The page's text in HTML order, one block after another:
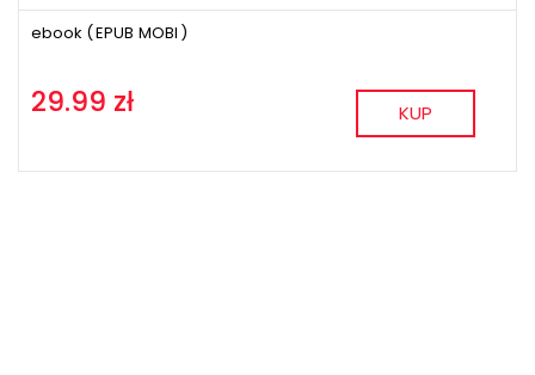
ebook (EPUB MOBI )
29.99 zł KUP